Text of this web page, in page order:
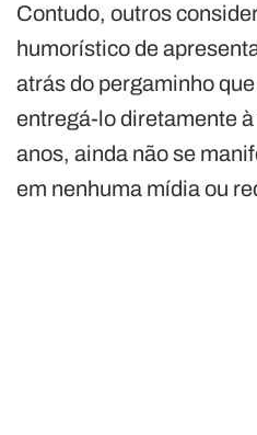
Contudo, outros
humorístico de
atrás do pergaminho
entregá-lo diretamente
anos, ainda não se
em nenhuma mídia ou